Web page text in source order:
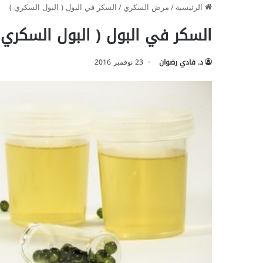
الرئيسية/مرض السكري/السكر في البول ( البول السكري )
السكر في البول ( البول
د. فادي رضوان 23 نوفمبر 2016